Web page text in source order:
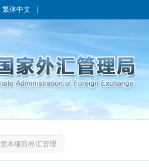
繁体中文
资本项目外汇管理